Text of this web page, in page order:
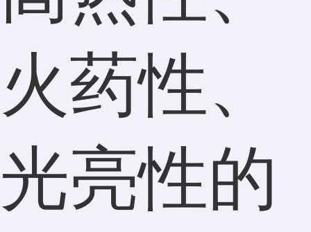
火药性、
光亮性的